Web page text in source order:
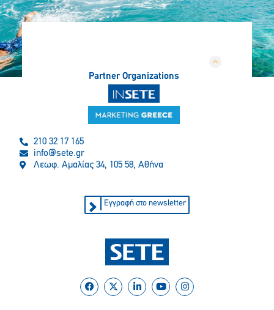
Partner Organizations
210 32 17 165
info@sete.gr
Λεωφ. Αμαλίας 34, 105 58, Αθήνα
Εγγραφή στο newsletter